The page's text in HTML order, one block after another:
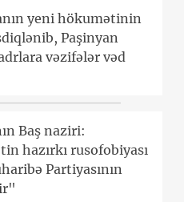
yeni hökumətinin
Paşinyan
vəzifələr vəd
Baş naziri:
hazırkı rusofobiyası
Partiyasının